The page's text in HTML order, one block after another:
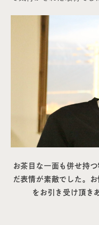
お茶目な一面も併せ持
だ表情が素敵でした。
をお引き受け頂き